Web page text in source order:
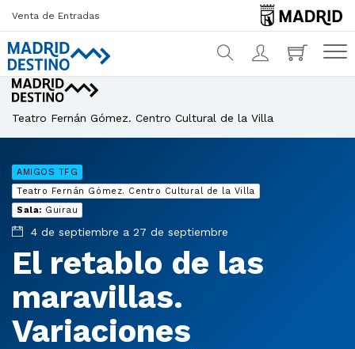
Venta de Entradas
¿Qué estás buscando?
Teatro Fernán Gómez. Centro Cultural de la Villa
AMIGOS TFG
Teatro Fernán Gómez. Centro Cultural de la Villa
Sala: Guirau
4 de septiembre a 27 de septiembre
El retablo de las
maravillas.
Variaciones